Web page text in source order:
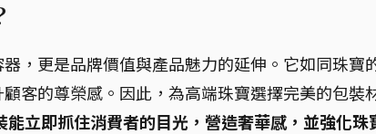
，更是品牌價值與產品魅力的延伸。它如同珠寶
客的尊榮感。因此，為高端珠寶選擇完美的包裝
能立即抓住消費者的目光，營造奢華感，並強化珠